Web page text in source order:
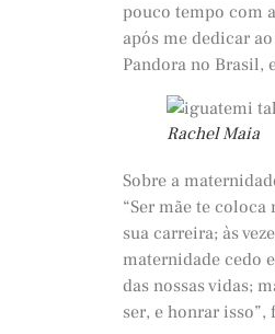
pouco tempo com
após me dedicar
Pandora no Brasil,
Rachel Maia
Sobre a
“Ser mãe te
sua carreira; às
maternidade cedo
das nossas vidas;
ser, e honrar isso”,